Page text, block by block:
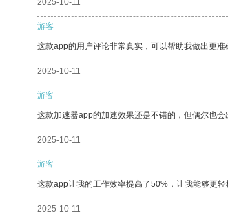
2025-10-11
游客
这款app的用户评论非常真实，可以帮助我做出更准
2025-10-11
游客
这款加速器app的加速效果还是不错的，但偶尔也会
2025-10-11
游客
这款app让我的工作效率提高了50%，让我能够更
2025-10-11